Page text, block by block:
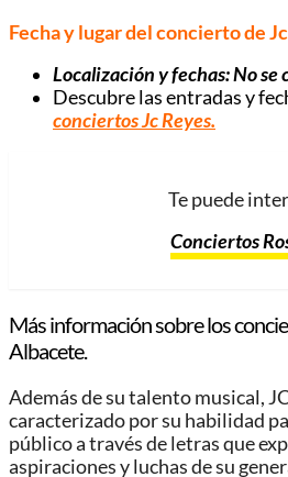
Fecha y lugar del concierto de
Localización y fechas: No se
Descubre las entradas y
conciertos Jc Reyes.
Te puede
Conciertos
Más información sobre los
Albacete.
Además de su talento musical,
caracterizado por su habilidad
público a través de letras que
aspiraciones y luchas de su